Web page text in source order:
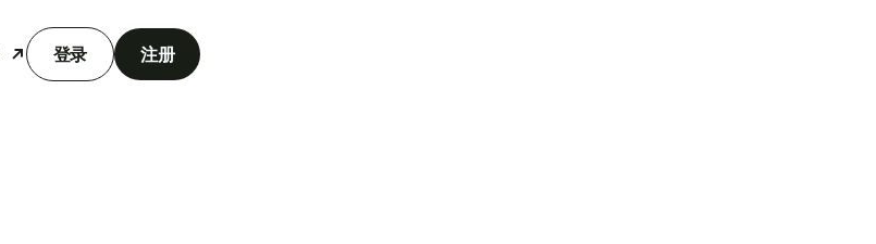
登录 注册